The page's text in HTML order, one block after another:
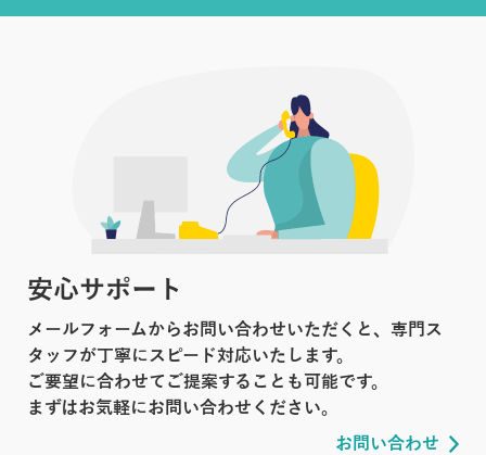
安心サポート
メールフォームからお問い合わせいただくと、専門ス
タッフが丁寧にスピード対応いたします。
ご要望に合わせてご提案することも可能です。
まずはお気軽にお問い合わせください。
お問い合わせ